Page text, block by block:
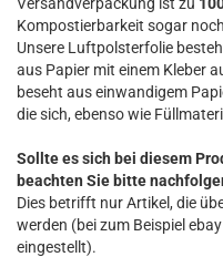
Kompostierbarkeit sogar
Unsere Luftpolsterfolie
aus Papier mit einem Kleber
beseht aus einwandigem
die sich, ebenso wie
Sollte es sich bei diesem
beachten Sie bitte
Dies betrifft nur Artikel, die
werden (bei zum Beispiel
eingestellt).